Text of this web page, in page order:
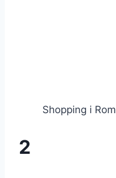
Shopping i Rom
2